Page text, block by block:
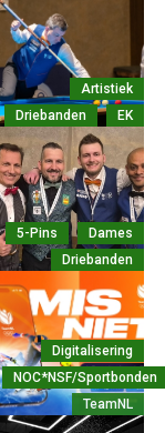
Artistiek
Driebanden
EK
5-Pins
Dames
Driebanden
Digitalisering
NOC*NSF/Sportbonden
TeamNL